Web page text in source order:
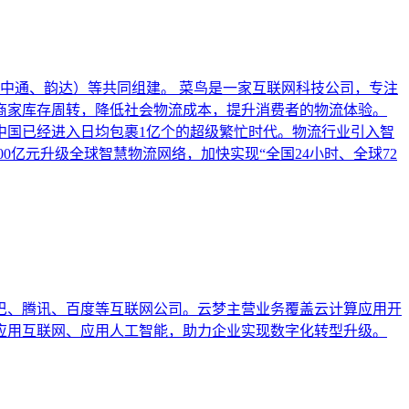
通、韵达）等共同组建。 菜鸟是一家互联网科技公司，专注
库存周转，降低社会物流成本，提升消费者的物流体验。
已经进入日均包裹1亿个的超级繁忙时代。物流行业引入智
元升级全球智慧物流网络，加快实现“全国24小时、全球72
腾讯、百度等互联网公司。云梦主营业务覆盖云计算应用开
互联网、应用人工智能，助力企业实现数字化转型升级。